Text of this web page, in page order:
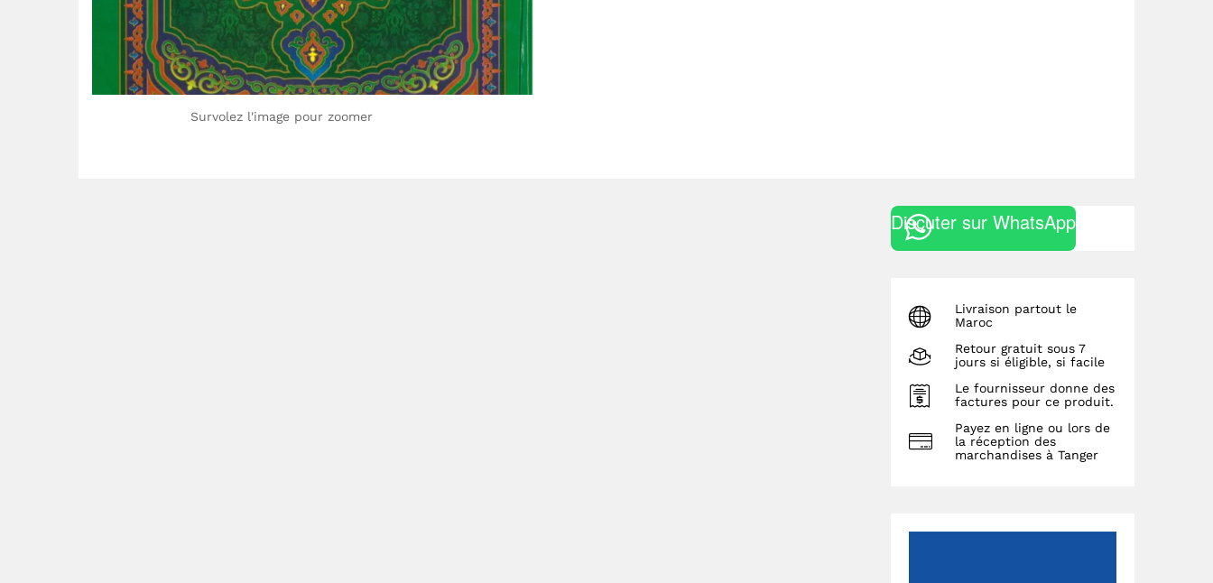
Survolez l'image pour zoomer
Discuter sur WhatsApp
Livraison partout le
Maroc
Retour gratuit sous 7
jours si éligible, si facile
Le fournisseur donne des
factures pour ce produit.
Payez en ligne ou lors de
la réception des
marchandises à Tanger